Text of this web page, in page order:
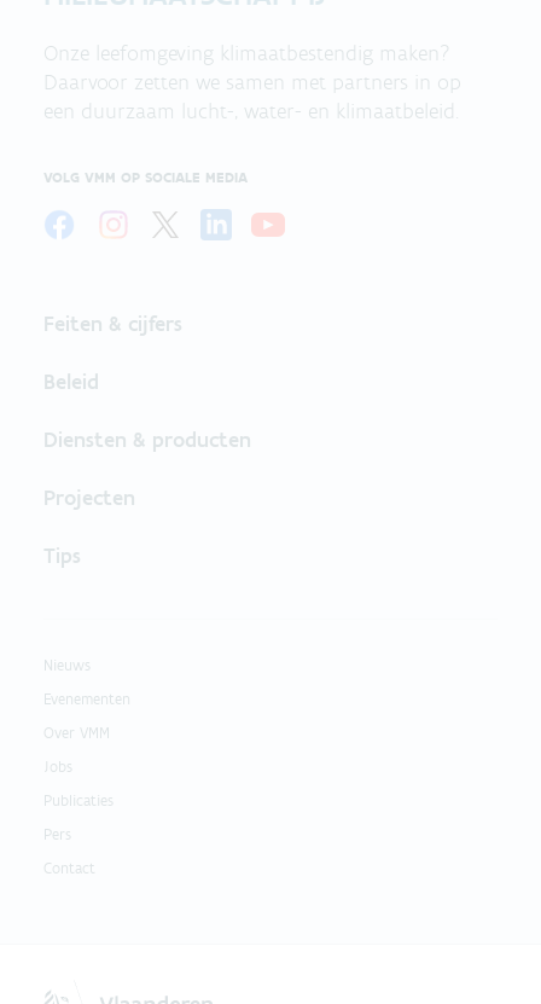
Onze leefomgeving klimaatbestendig maken?
Daarvoor zetten we samen met partners in op
een duurzaam lucht-, water- en klimaatbeleid.
VOLG VMM OP SOCIALE MEDIA
Feiten & cijfers
Beleid
Diensten & producten
Projecten
Tips
Nieuws
Evenementen
Over VMM
Jobs
Publicaties
Pers
Contact